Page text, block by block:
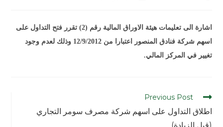
اشارة الى تعليمات هيئة الاوراق المالية رقم (2) تقرر فتح التداول على
اسهم شركة فنادق المنصور اعتبارا من 12/9/2012 وذلك لعدم وجود
تغيير في المركز المالي.
Previous Post
اطلاق التداول على اسهم شركة مصرف سومر التجاري